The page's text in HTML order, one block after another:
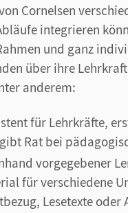
Cornelsen
integrieren
und ganz
über ihre
anderem:
für Lehrkräfte,
Rat bei
vorgegebener
für verschiedene
Lesetexte oder